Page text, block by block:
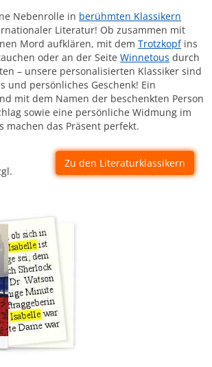
Nebenrolle in berühmten Klassikern
Literatur! Ob zusammen mit
Mord aufklären, mit demTrotzkopfins
oder an der SeiteWinnetous durch
– unsere personalisierten Klassiker sind
und persönliches Geschenk! Ein
mit dem Namen der beschenkten Person
sowie eine persönliche Widmung im
machen das Präsent perfekt.
Zu den Literaturklassikern